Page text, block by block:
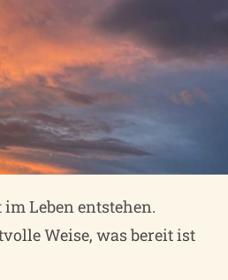
Leben entstehen.
Weise, was bereit ist